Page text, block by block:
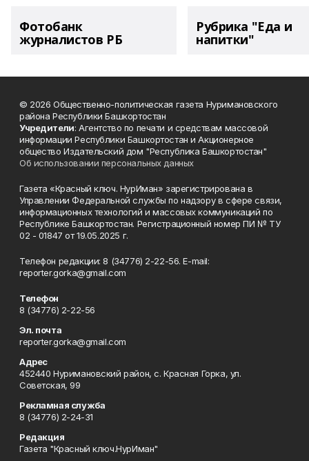
Фотобанк
журналистов РБ
Рубрика "Еда и
напитки"
© 2026 Общественно-политическая газета Нуримановского
района Республики Башкортостан
Учредители: Агентство по печати и средствам массовой
информации Республики Башкортостан и Акционерное
общество Издательский дом "Республика Башкортостан"
Об использовании персональных данных
Газета «Красный ключ. НурИман» зарегистрирована в
Управлении Федеральной службы по надзору в сфере связи,
информационных технологий и массовых коммуникаций по
Республике Башкортостан. Регистрационный номер ПИ № ТУ
02 - 01847 от 19.05.2025 г.
Телефон редакции: 8 (34776) 2-22-56. E-mail:
reporter.gorka@gmail.com
Телефон
8 (34776) 2-22-56
Эл. почта
reporter.gorka@gmail.com
Адрес
452440 Нуримановский район, с. Красная Горка, ул.
Советская, 99
Рекламная служба
8 (34776) 2-24-31
Редакция
Газета "Красный ключ.НурИман"